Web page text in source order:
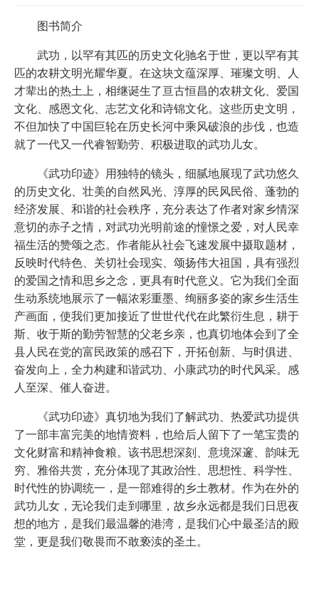
图书简介
武功，以罕有其匹的历史文化驰名于世，更以罕有其
匹的农耕文明光耀华夏。在这块文蕴深厚、璀璨文明、人
才辈出的热土上，相继诞生了亘古恒昌的农耕文化、爱国
文化、感恩文化、志艺文化和诗锦文化。这些历史文明，
不但加快了中国巨轮在历史长河中乘风破浪的步伐，也造
就了一代又一代睿智勤劳、积极进取的武功儿女。
《武功印迹》用独特的镜头，细腻地展现了武功悠久
的历史文化、壮美的自然风光、淳厚的民风民俗、蓬勃的
经济发展、和谐的社会秩序，充分表达了作者对家乡情深
意切的赤子之情，对武功光明前途的憧憬之爱，对人民幸
福生活的赞颂之态。作者能从社会飞速发展中摄取题材，
反映时代特色、关切社会现实、颂扬伟大祖国，具有强烈
的爱国之情和思乡之念，更具有时代意义。它为我们全面
生动系统地展示了一幅浓彩重墨、绚丽多姿的家乡生活生
产画面，使我们更加接近了世世代代在此繁衍生息，耕于
斯、收于斯的勤劳智慧的父老乡亲，也真切地体会到了全
县人民在党的富民政策的感召下，开拓创新、与时俱进、
奋发向上，全力构建和谐武功、小康武功的时代风采。感
人至深、催人奋进。
《武功印迹》真切地为我们了解武功、热爱武功提供
了一部丰富完美的地情资料，也给后人留下了一笔宝贵的
文化财富和精神食粮。该书思想深刻、意境深邃、韵味无
穷、雅俗共赏，充分体现了其政治性、思想性、科学性、
时代性的协调统一，是一部难得的乡土教材。作为在外的
武功儿女，无论我们走到哪里，故乡永远都是我们日思夜
想的地方，是我们最温馨的港湾，是我们心中最圣洁的殿
堂，更是我们敬畏而不敢亵渎的圣土。